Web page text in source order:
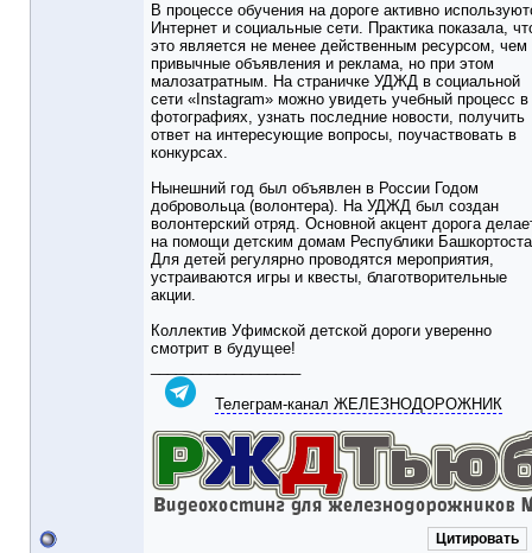
В процессе обучения на дороге активно
Интернет и социальные сети. Практика показала,
это является не менее действенным ресурсом, чем
привычные объявления и реклама, но при этом
малозатратным. На страничке УДЖД в социальной
сети «Instagram» можно увидеть учебный процесс в
фотографиях, узнать последние новости, получить
ответ на интересующие вопросы, поучаствовать в
конкурсах.
Нынешний год был объявлен в России Годом
добровольца (волонтера). На УДЖД был создан
волонтерский отряд. Основной акцент дорога
на помощи детским домам Республики
Для детей регулярно проводятся мероприятия,
устраиваются игры и квесты, благотворительные
акции.
Коллектив Уфимской детской дороги уверенно
смотрит в будущее!
Телеграм-канал ЖЕЛЕЗНОДОРОЖНИК
Цитировать